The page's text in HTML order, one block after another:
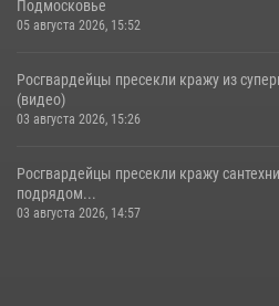
Подмосковье
05 августа 2026, 15:52
Росгвардейцы пресекли кражу из
(видео)
03 августа 2026, 15:26
Росгвардейцы пресекли кражу
подрядом...
03 августа 2026, 14:57